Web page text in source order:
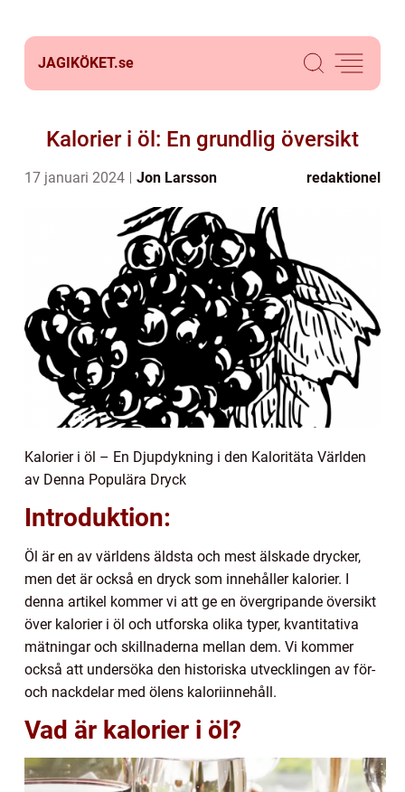
JAGIKÖKET.se
Kalorier i öl: En grundlig översikt
17 januari 2024 Jon Larsson redaktionel
Kalorier i öl – En Djupdykning i den Kaloritäta Världen
av Denna Populära Dryck
Introduktion:
Öl är en av världens äldsta och mest älskade drycker,
men det är också en dryck som innehåller kalorier. I
denna artikel kommer vi att ge en övergripande översikt
över kalorier i öl och utforska olika typer, kvantitativa
mätningar och skillnaderna mellan dem. Vi kommer
också att undersöka den historiska utvecklingen av för-
och nackdelar med ölens kaloriinnehåll.
Vad är kalorier i öl?